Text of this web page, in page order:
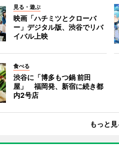
見る・遊ぶ
映画「ハチミツとクローバ
ー」デジタル版、渋谷でリバ
イバル上映
食べる
渋谷に「博多もつ鍋 前田
屋」 福岡発、新宿に続き都
内2号店
もっと見